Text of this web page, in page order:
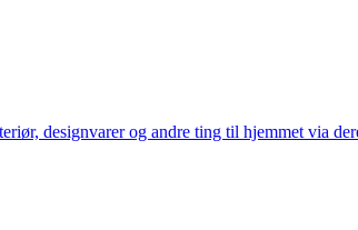
designvarer og andre ting til hjemmet via